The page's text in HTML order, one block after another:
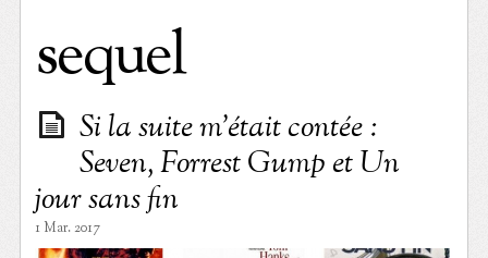
sequel
Si la suite m’était contée :
Seven, Forrest Gump et Un
jour sans fin
1 Mar. 2017